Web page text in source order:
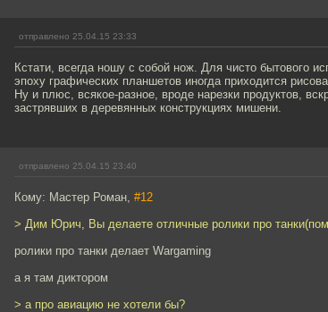
отправлено 25.04.15 23:33
Кстати, всегда ношу с собой нож. Для чисто бытового
эпоху графических планшетов иногда приходится
Ну и плюс, всякое-разное, вроде нарезки продуктов,
застрявших в деревянных конструкциях мишени.
отправлено 25.04.15 23:40
Кому: Мастер Роман, #12
> Дим Юрич, Вы делаете отличные ролики про
ролики про танки делает Wargaming
а я там диктором
> а про авиацию не хотели бы?